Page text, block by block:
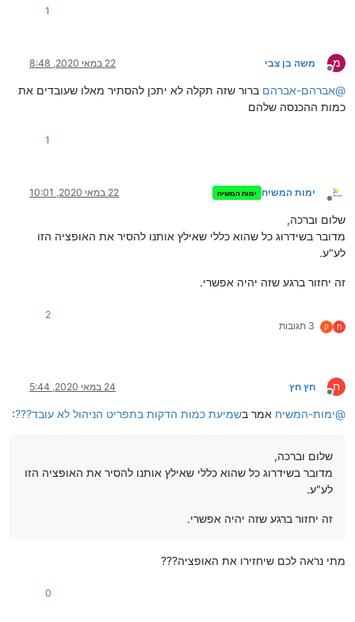
1
מ
מנותק
משה בן צבי 22 במאי 2020, 8:48
@אברהם-אברהם ברור שזה תקלה לא יתכן להסתיר מאלו שעובדים את
כמות ההכנסה שלהם
1
מנותק
ימות המשיח ימות המשיח 22 במאי 2020, 10:01
שלום וברכה,
מדובר בשידרוג כל שהוא כללי שאילץ אותנו להסיר את האופציה הזו
לע"ע.
זה יחזור ברגע שזה יהיה אפשרי.
ח ק 3 תגובות
2
ח
מנותק
חץ חץ 24 במאי 2020, 5:44
@ימות-המשיח אמר בשמיעת כמות הדקות בתפריט הניהול לא עובד???:
שלום וברכה,
מדובר בשידרוג כל שהוא כללי שאילץ אותנו להסיר את האופציה הזו
לע"ע.
זה יחזור ברגע שזה יהיה אפשרי.
מתי נראה לכם שיחזירו את האופציה???
0